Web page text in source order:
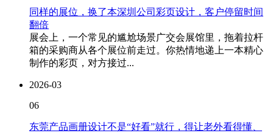
同样的展位，换了本深圳公司彩页设计，客户停留时间
翻倍
展会上，一个常见的尴尬场景广交会展馆里，拖着拉杆
箱的采购商从各个展位前走过。你热情地递上一本精心
制作的彩页，对方接过...
2026-03
06
东莞产品画册设计不是“好看”就行，得让老外看得懂、